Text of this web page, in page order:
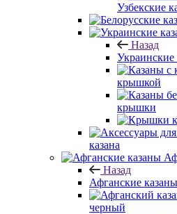
Узбекские
Назад
Украинские
крышкой
крышки
казана
Назад
Афганские казаны
черный